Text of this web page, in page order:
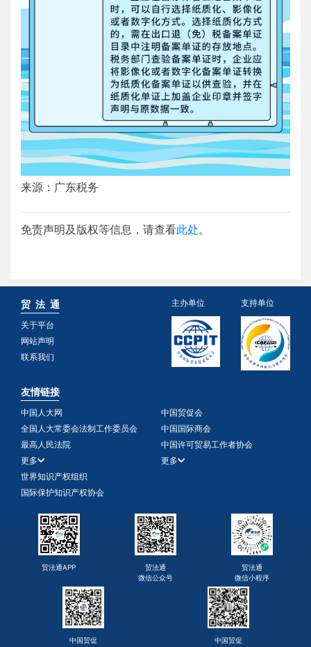
来源：广东税务
免责声明及版权等信息，请查看此处。
贸 法 通
关于平台
网站声明
联系我们
主办单位 支持单位
友情链接
中国人大网
全国人大常委会法制工作委员会
最高人民法院
更多
中国贸促会
中国国际商会
中国许可贸易工作者协会
更多
世界知识产权组织
国际保护知识产权协会
贸法通APP
贸法通
微信公众号
贸法通
微信小程序
中国贸促
中国贸促